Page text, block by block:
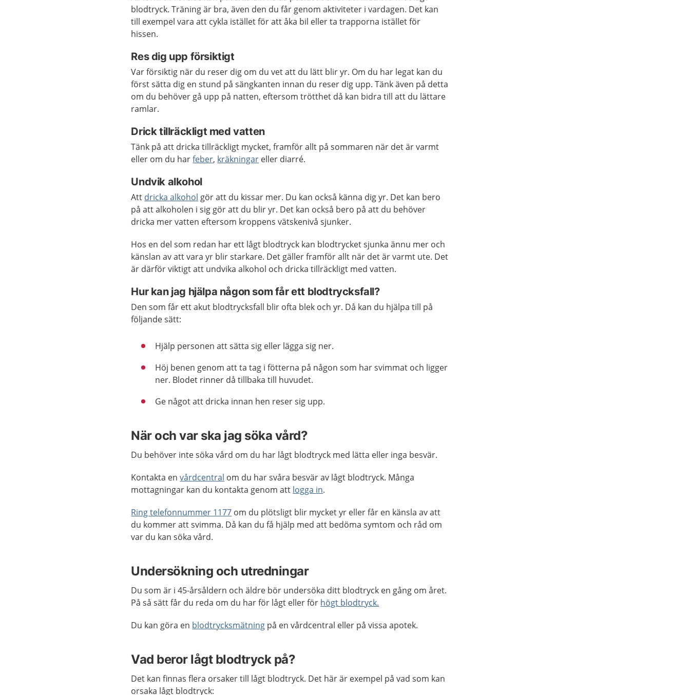
blodtryck. Träning är bra, även den du får genom aktiviteter i vardagen. Det kan
till exempel vara att cykla istället för att åka bil eller ta trapporna istället för
hissen.
Res dig upp försiktigt
Var försiktig när du reser dig om du vet att du lätt blir yr. Om du har legat kan du
först sätta dig en stund på sängkanten innan du reser dig upp. Tänk även på detta
om du behöver gå upp på natten, eftersom trötthet då kan bidra till att du lättare
ramlar.
Drick tillräckligt med vatten
Tänk på att dricka tillräckligt mycket, framför allt på sommaren när det är varmt
eller om du harfeber, kräkningar eller diarré.
Undvik alkohol
Att dricka alkohol gör att du kissar mer. Du kan också känna dig yr. Det kan bero
på att alkoholen i sig gör att du blir yr. Det kan också bero på att du behöver
dricka mer vatten eftersom kroppens vätskenivå sjunker.
Hos en del som redan har ett lågt blodtryck kan blodtrycket sjunka ännu mer och
känslan av att vara yr blir starkare. Det gäller framför allt när det är varmt ute. Det
är därför viktigt att undvika alkohol och dricka tillräckligt med vatten.
Hur kan jag hjälpa någon som får ett blodtrycksfall?
Den som får ett akut blodtrycksfall blir ofta blek och yr. Då kan du hjälpa till på
följande sätt:
Hjälp personen att sätta sig eller lägga sig ner.
Höj benen genom att ta tag i fötterna på någon som har svimmat och ligger
ner. Blodet rinner då tillbaka till huvudet.
Ge något att dricka innan hen reser sig upp.
När och var ska jag söka vård?
Du behöver inte söka vård om du har lågt blodtryck med lätta eller inga besvär.
Kontakta envårdcentral om du har svåra besvär av lågt blodtryck. Många
mottagningar kan du kontakta genom att logga in.
Ring telefonnummer 1177 om du plötsligt blir mycket yr eller får en känsla av att
du kommer att svimma. Då kan du få hjälp med att bedöma symtom och råd om
var du kan söka vård.
Undersökning och utredningar
Du som är i 45-årsåldern och äldre bör undersöka ditt blodtryck en gång om året.
På så sätt får du reda om du har för lågt eller för högt blodtryck.
Du kan göra en blodtrycksmätning på en vårdcentral eller på vissa apotek.
Vad beror lågt blodtryck på?
Det kan finnas flera orsaker till lågt blodtryck. Det här är exempel på vad som kan
orsaka lågt blodtryck: